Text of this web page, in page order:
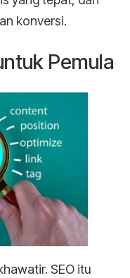
konversi.
Pemula
SEO itu